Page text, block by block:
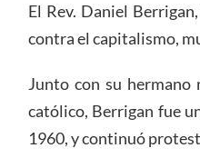
El Rev. Daniel
contra el capitalismo,
Junto con su hermano
católico, Berrigan fue
1960, y continuó